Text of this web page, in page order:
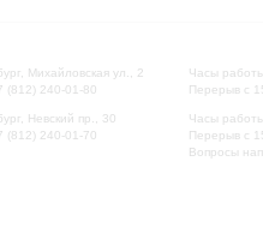
Михайловская ул., 2
(812) 240-01-80
Невский пр., 30
(812) 240-01-70
Часы
Перерыв с
Часы
Перерыв с
Вопросы